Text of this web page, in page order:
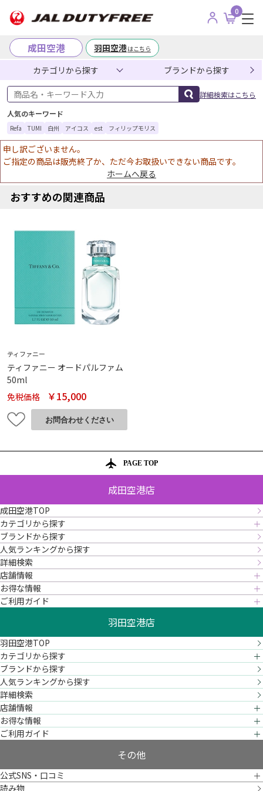
0
成田空港 羽田空港はこちら
カテゴリから探す ブランドから探す
商品名・キーワード入力
詳細検索はこちら
人気のキーワード
Refa TUMI 白州 アイコス est フィリップモリス
申し訳ございません。
ご指定の商品は販売終了か、ただ今お取扱いできない商品です。
ホームへ戻る
おすすめの関連商品
ティファニー
ティファニー オードパルファム
50ml
免税価格
￥15,000
PAGE TOP
成田空港店
成田空港TOP
カテゴリから探す
ブランドから探す
人気ランキングから探す
詳細検索
店舗情報
お得な情報
ご利用ガイド
羽田空港店
羽田空港TOP
カテゴリから探す
ブランドから探す
人気ランキングから探す
詳細検索
店舗情報
お得な情報
ご利用ガイド
その他
公式SNS・口コミ
読み物